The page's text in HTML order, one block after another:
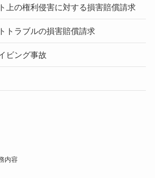
上の権利侵害に対する損害賠償請求
トラブルの損害賠償請求
ビング事故
内容